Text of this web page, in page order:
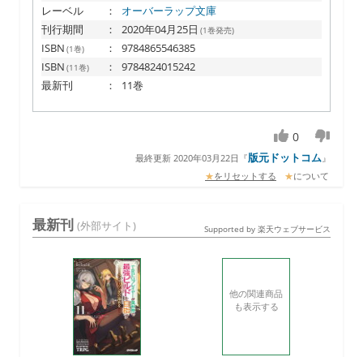
レーベル
：
オーバーラップ文庫
刊行期間
： 2020年04月25日 (1巻発売)
ISBN (1巻) ：
9784865546385
ISBN (11巻) ：
9784824015242
最新刊
： 11巻
0
最終更新 2020年03月22日 『版元ドットコム 』
★をリセットする ★について
最新刊 (外部サイト) Supported by 楽天ウェブサービス
他の関連商品
も表示する